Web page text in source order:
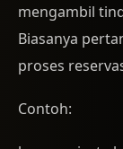
mengambil
Biasanya
proses
Contoh: